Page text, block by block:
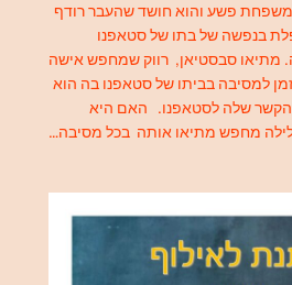
פשע והוא חושד שהעבר רודף
בנפשה של בתו של סטאפנו
מתיאו סבסטיאן, רווק שמחפש אישה
למסיבה בביתו של סטאפנו בה הוא
הקשר שלה לסטאפנו. האם היא
מחפש מתיאו אותה בכל מסיבה…